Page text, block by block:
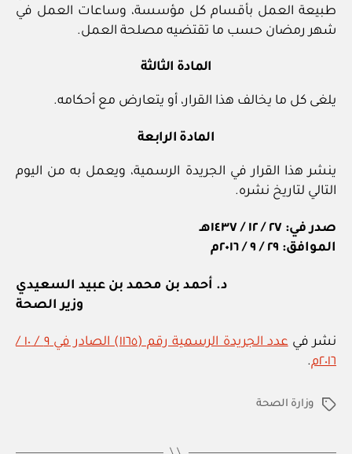
طبيعة العمل بأقسام كل مؤسسة، وساعات العمل في
شهر رمضان حسب ما تقتضيه مصلحة العمل.
المادة الثالثة
يلغى كل ما يخالف هذا القرار، أو يتعارض مع أحكامه.
المادة الرابعة
ينشر هذا القرار في الجريدة الرسمية، ويعمل به من اليوم
التالي لتاريخ نشره.
صدر في: ٢٧ / ١٢ / ١٤٣٧هـ
الموافق: ٢٩ / ٩ / ٢٠١٦م
د. أحمد بن محمد بن عبيد السعيدي
وزير الصحة
نشر في
عدد الجريدة الرسمية رقم (١١٦٥) الصادر في ٩ / ١٠ /
٢٠١٦م
.
الوسوموزارة الصحة